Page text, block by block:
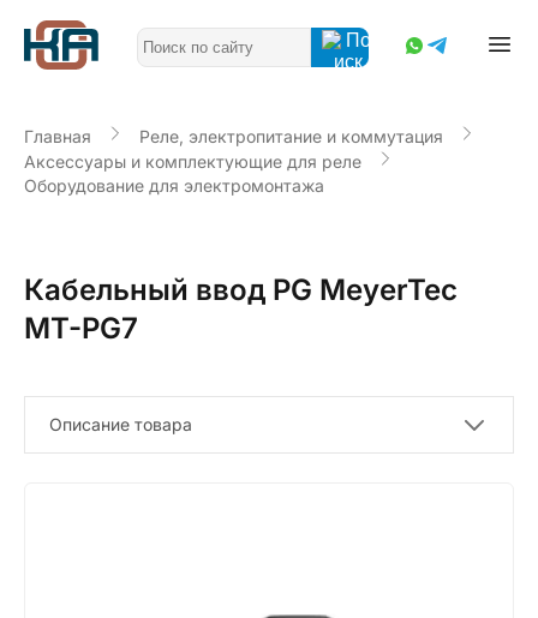
Главная
Реле, электропитание и коммутация
Аксессуары и комплектующие для реле
Оборудование для электромонтажа
Кабельный ввод PG MeyerTec
MT-PG7
Описание товара